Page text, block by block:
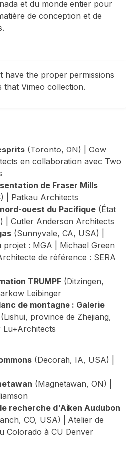
et du monde entier pour
de conception et de
have the proper permissions
that Vimeo collection.
(Toronto, ON) | Gow
en collaboration avec Two
de Fraser Mills
| Patkau Architects
ouest du Pacifique (État
| Cutler Anderson Architects
(Sunnyvale, CA, USA) |
projet : MGA | Michael Green
de référence : SERA
TRUMPF (Ditzingen,
Leibinger
de montagne : Galerie
(Lishui, province de Zhejiang,
Lu+Architects
(Decorah, IA, USA) |
(Magnetawan, ON) |
recherche d'Aiken Audubon
CO, USA) | Atelier de
Colorado à CU Denver